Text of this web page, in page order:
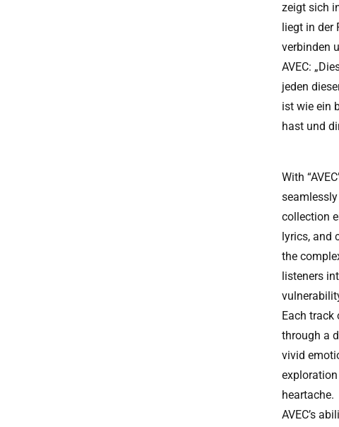
zeigt sich
liegt in
verbinden
AVEC:
jeden
ist wie ein
hast und
With
collection
lyrics, and
the
listeners
Each track
through a
vivid
heartache.
AVEC’s